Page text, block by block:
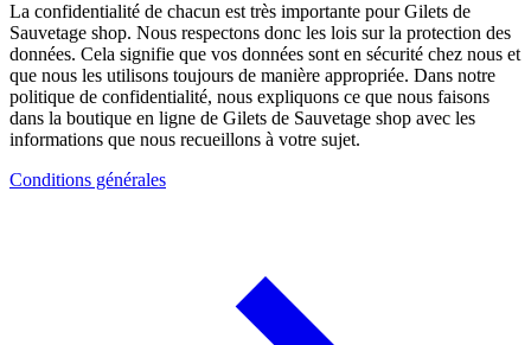
La confidentialité de chacun est très importante pour Gilets de
Sauvetage shop. Nous respectons donc les lois sur la protection des
données. Cela signifie que vos données sont en sécurité chez nous et
que nous les utilisons toujours de manière appropriée. Dans notre
politique de confidentialité, nous expliquons ce que nous faisons
dans la boutique en ligne de Gilets de Sauvetage shop avec les
informations que nous recueillons à votre sujet.
Conditions générales